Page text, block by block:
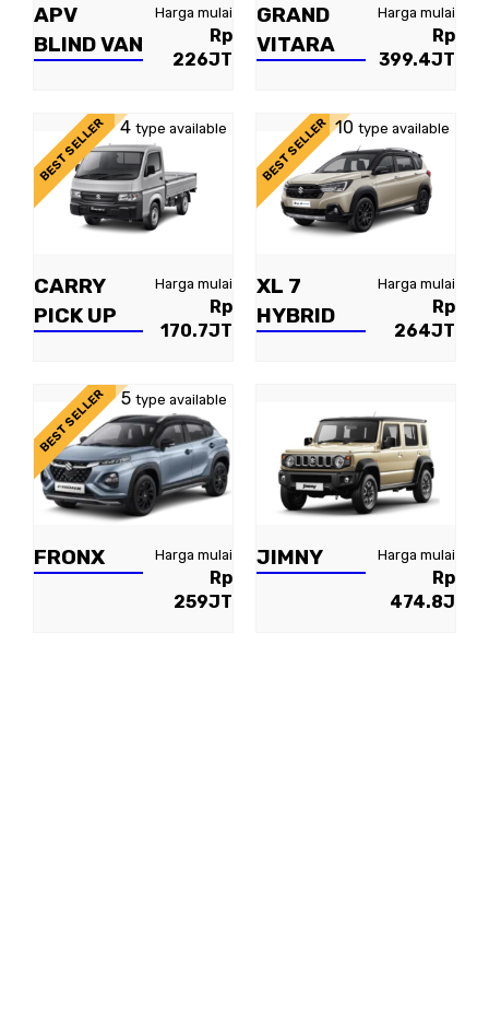
APV
BLIND VAN
Harga mulai
Rp
226JT
GRAND
VITARA
Harga mulai
Rp
399.4JT
CARRY
PICK UP
Harga mulai
Rp
170.7JT
BEST SELLER 4 type available
XL 7
HYBRID
Harga mulai
Rp
264JT
BEST SELLER 10 type available
FRONX Harga mulai
Rp
259JT
BEST SELLER 5 type available
JIMNY Harga mulai
Rp
474.8J